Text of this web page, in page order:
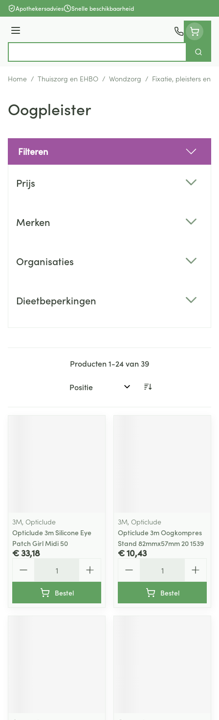
Ga naar de inhoud
Apothekersadvies Snelle beschikbaarheid
Menu
Zoek
Home / Thuiszorg en EHBO / Wondzorg / Fixatie, pleisters en
Oogpleister
Filteren
Prijs
Merken
Organisaties
Dieetbeperkingen
Producten1-24van39
Sorteer op:
3M, Opticlude
Opticlude 3m Silicone Eye
Patch Girl Midi 50
€ 33,18
Bestel
3M, Opticlude
Opticlude 3m Oogkompres
Stand 82mmx57mm 20 1539
€ 10,43
Bestel